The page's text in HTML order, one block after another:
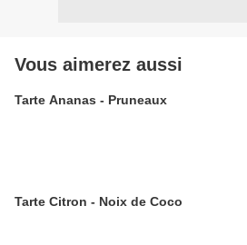
Vous aimerez aussi
Tarte Ananas - Pruneaux
Tarte Citron - Noix de Coco